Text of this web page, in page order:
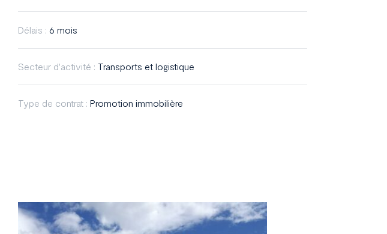
Délais : 6 mois
Secteur d'activité : Transports et logistique
Type de contrat : Promotion immobilière